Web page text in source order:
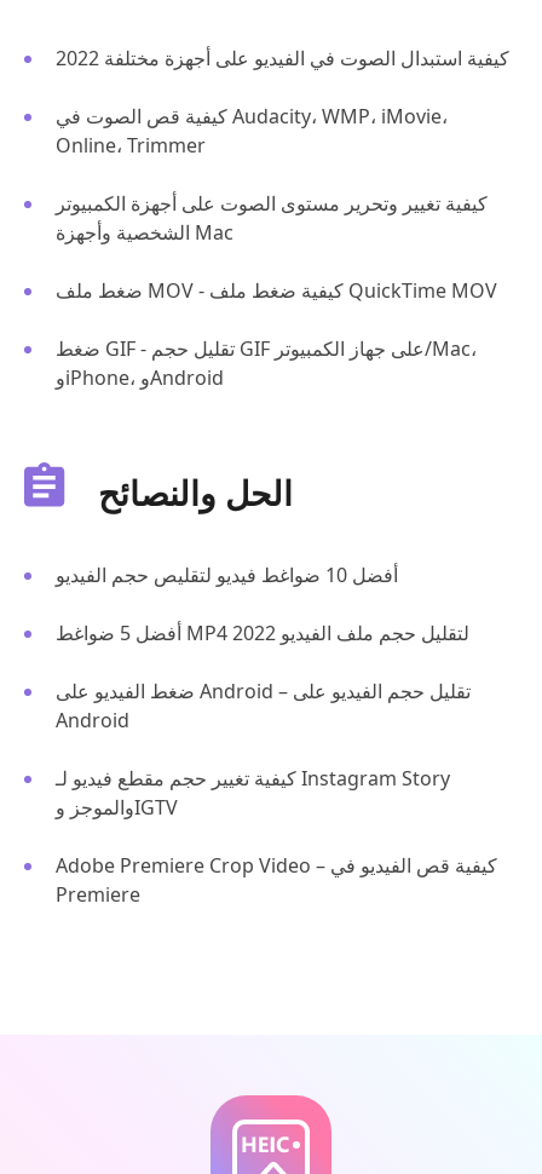
كيفية استبدال الصوت في الفيديو على أجهزة مختلفة 2022
كيفية قص الصوت في Audacity، WMP، iMovie،
Online، Trimmer
كيفية تغيير وتحرير مستوى الصوت على أجهزة الكمبيوتر
الشخصية وأجهزة Mac
ضغط ملف MOV - كيفية ضغط ملف QuickTime MOV
ضغط GIF - تقليل حجم GIF على جهاز الكمبيوتر/Mac،
وiPhone، وAndroid
الحل والنصائح
أفضل 10 ضواغط فيديو لتقليص حجم الفيديو
أفضل 5 ضواغط MP4 لتقليل حجم ملف الفيديو 2022
ضغط الفيديو على Android – تقليل حجم الفيديو على
Android
كيفية تغيير حجم مقطع فيديو لـ Instagram Story
والموجز وIGTV
Adobe Premiere Crop Video – كيفية قص الفيديو في
Premiere